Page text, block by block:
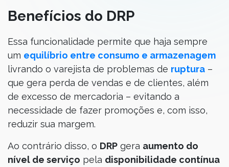
Benefícios do DRP
Essa funcionalidade permite que haja sempre
um equilíbrio entre consumo e armazenagem
livrando o varejista de problemas de ruptura –
que gera perda de vendas e de clientes, além
de excesso de mercadoria – evitando a
necessidade de fazer promoções e, com isso,
reduzir sua margem.
Ao contrário disso, o DRP gera aumento do
nível de serviço pela disponibilidade contínua